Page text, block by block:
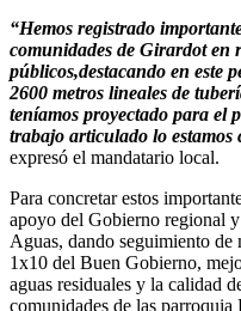
“Hemos registrado
comunidades de Girardot en
públicos,destacando en este
2600 metros lineales de
teníamos proyectado para el
trabajo articulado lo estamos
expresó el mandatario local.
Para concretar estos
apoyo del Gobierno regional
Aguas, dando seguimiento de
1x10 del Buen Gobierno,
aguas residuales y la calidad
comunidades de las